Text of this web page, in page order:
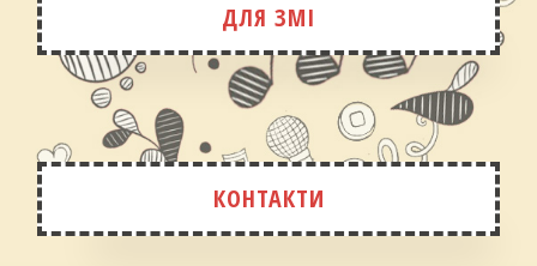
ДЛЯ ЗМІ
КОНТАКТИ